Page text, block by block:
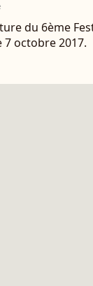
du 6ème
7 octobre 2017.